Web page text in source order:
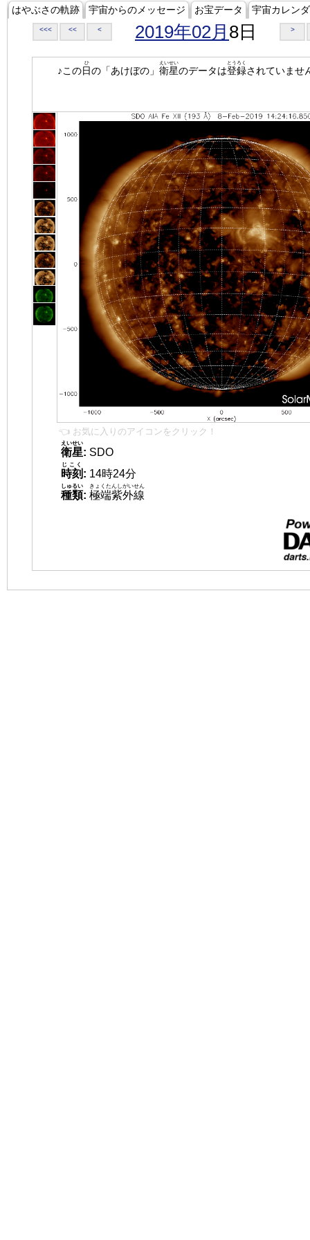
はやぶさの軌跡 宇宙からのメッセージ お宝データ 宇宙カレン
<<< << < 2019年02月 8日 >
♪この日
ひ
の「あけぼの」 衛星
えいせい
のデータは登録
とうろく
されていませ
👈 お気に入りのアイコンをクリック！
衛星
えいせい
: SDO
時刻
じこく
: 14時24分
種類
しゅるい
: 極端紫外線
きょくたんしがいせん